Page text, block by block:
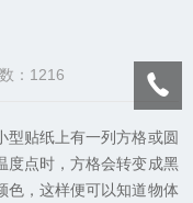
：1216
型贴纸上有一列方格或圆
度点时，方格会转变成黑
色，这样便可以知道物体